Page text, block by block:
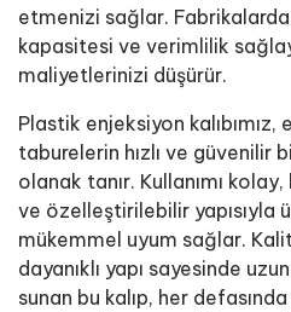
etmenizi sağlar.
kapasitesi ve verimlilik
maliyetlerinizi düşürür.
Plastik enjeksiyon
taburelerin hızlı ve güvenilir
olanak tanır. Kullanımı
ve özelleştirilebilir yapısıyla
mükemmel uyum sağlar.
dayanıklı yapı sayesinde
sunan bu kalıp, her